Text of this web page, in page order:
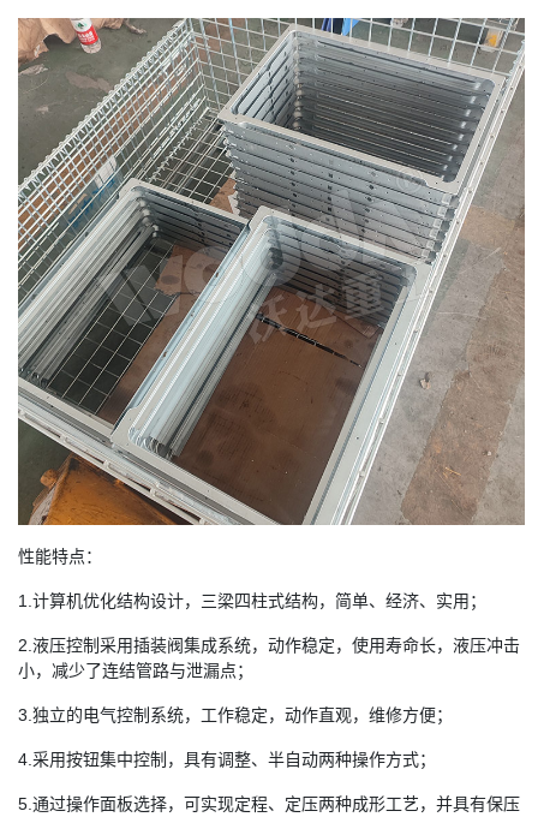
性能特点：
1.计算机优化结构设计，三梁四柱式结构，简单、经济、实用；
2.液压控制采用插装阀集成系统，动作稳定，使用寿命长，液压冲击
小，减少了连结管路与泄漏点；
3.独立的电气控制系统，工作稳定，动作直观，维修方便；
4.采用按钮集中控制，具有调整、半自动两种操作方式；
5.通过操作面板选择，可实现定程、定压两种成形工艺，并具有保压